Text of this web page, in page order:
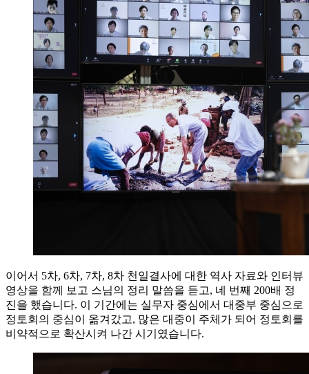
이어서 5차, 6차, 7차, 8차 천일결사에 대한 역사 자료와 인터뷰
영상을 함께 보고 스님의 정리 말씀을 듣고, 네 번째 200배 정
진을 했습니다. 이 기간에는 실무자 중심에서 대중부 중심으로
정토회의 중심이 옮겨갔고, 많은 대중이 주체가 되어 정토회를
비약적으로 확산시켜 나간 시기였습니다.